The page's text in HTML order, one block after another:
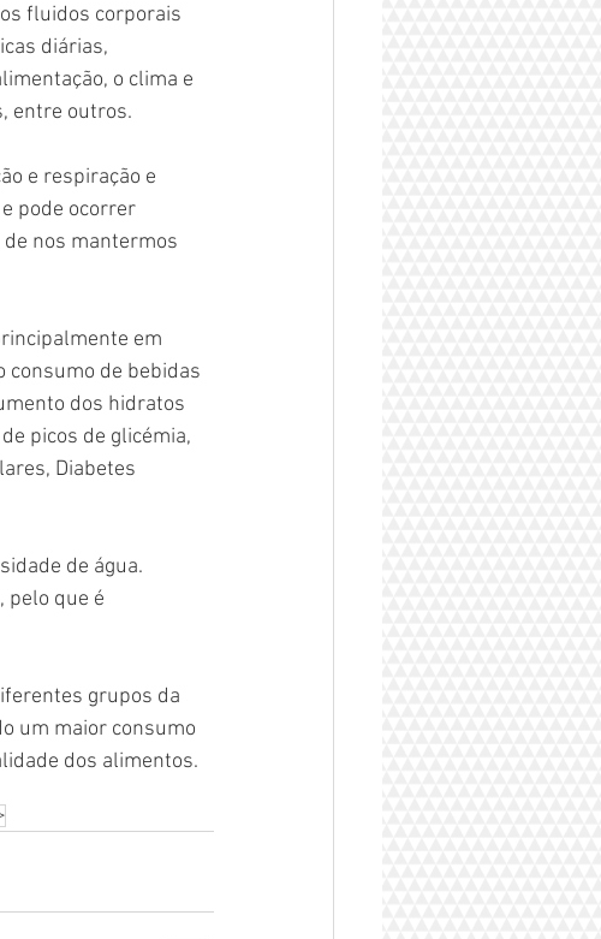
fluidos corporais
diárias,
o clima e
entre outros.
e respiração e
pode ocorrer
nos mantermos
em
consumo de bebidas
dos hidratos
picos de glicémia,
Diabetes
de água.
pelo que é
grupos da
um maior consumo
dos alimentos.